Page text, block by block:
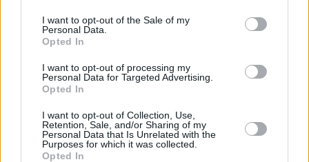
cualquier momento entrando de nuevo en este sitio web o
visitando nuestra política de privacidad.
I want to opt-out of the Sale of my
Personal Data.
Opted In
I want to opt-out of processing my
Personal Data for Targeted Advertising.
Opted In
I want to opt-out of Collection, Use,
Retention, Sale, and/or Sharing of my
Personal Data that Is Unrelated with the
Purposes for which it was collected.
Opted In